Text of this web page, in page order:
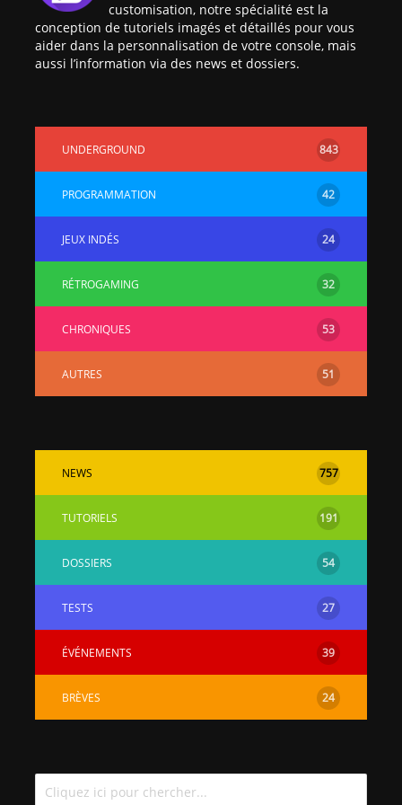
customisation, notre spécialité est la
conception de tutoriels imagés et détaillés pour vous
aider dans la personnalisation de votre console, mais
aussi l’information via des news et dossiers.
UNDERGROUND 843
PROGRAMMATION 42
JEUX INDÉS 24
RÉTROGAMING 32
CHRONIQUES 53
AUTRES 51
NEWS 757
TUTORIELS 191
DOSSIERS 54
TESTS 27
ÉVÉNEMENTS 39
BRÈVES 24